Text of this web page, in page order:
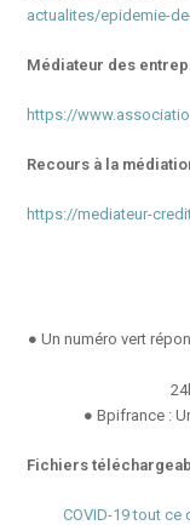
actualites/epidemie-
Médiateur des
https://
Recours à la
https://mediateur-
● Un numéro vert
● Bpifrance :
Fichiers
COVID-19 tout